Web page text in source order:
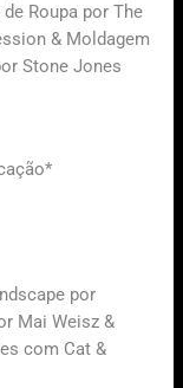
Roupa por The
& Moldagem
Stone Jones
por
Mai Weisz &
com Cat &